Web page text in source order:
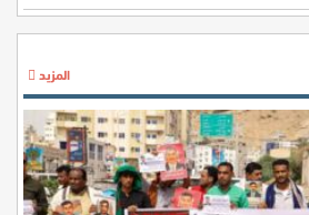
المزيد